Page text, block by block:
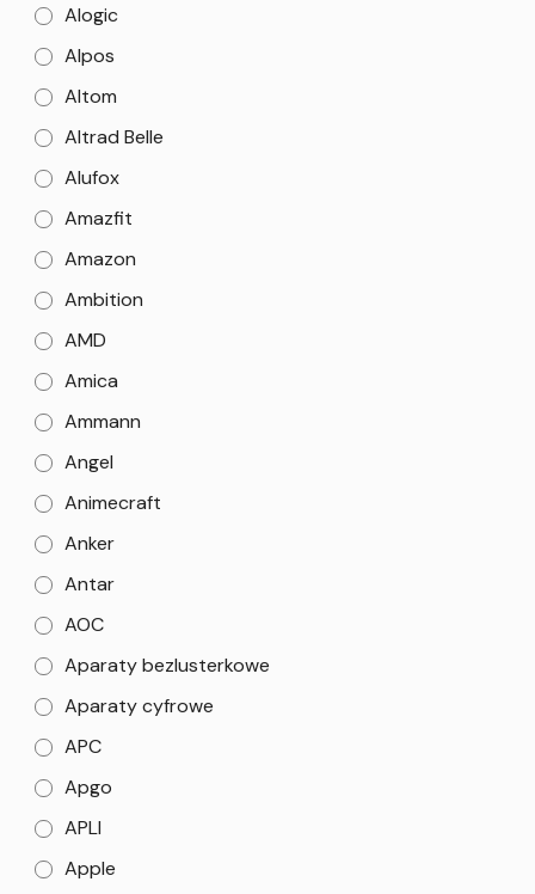
Alogic
Alpos
Altom
Altrad Belle
Alufox
Amazfit
Amazon
Ambition
AMD
Amica
Ammann
Angel
Animecraft
Anker
Antar
AOC
Aparaty bezlusterkowe
Aparaty cyfrowe
APC
Apgo
APLI
Apple